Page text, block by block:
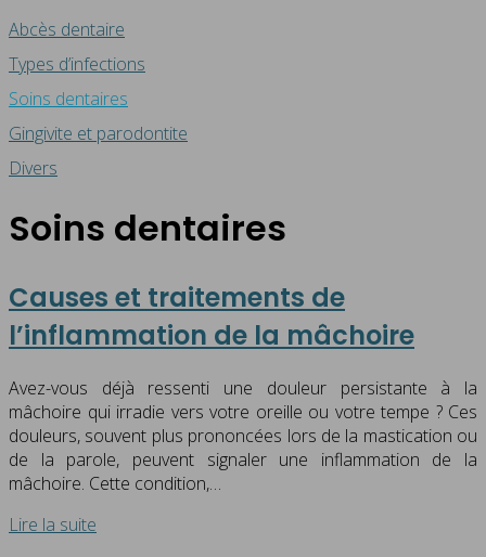
Abcès dentaire
Types d’infections
Soins dentaires
Gingivite et parodontite
Divers
Soins dentaires
Causes et traitements de
l’inflammation de la mâchoire
Avez-vous déjà ressenti une douleur persistante à la
mâchoire qui irradie vers votre oreille ou votre tempe ? Ces
douleurs, souvent plus prononcées lors de la mastication ou
de la parole, peuvent signaler une inflammation de la
mâchoire. Cette condition,…
Lire la suite